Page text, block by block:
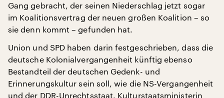
Gang gebracht, der seinen Niederschlag jetzt sogar
im Koalitionsvertrag der neuen großen Koalition – so
sie denn kommt – gefunden hat.
Union und SPD haben darin festgeschrieben, dass die
deutsche Kolonialvergangenheit künftig ebenso
Bestandteil der deutschen Gedenk- und
Erinnerungskultur sein soll, wie die NS-Vergangenheit
und der DDR-Unrechtsstaat. Kulturstaatsministerin